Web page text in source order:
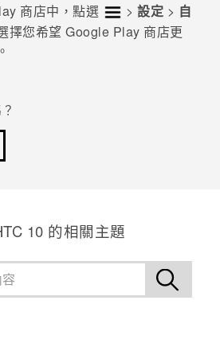
商店中，點選 > 設定 > 自
擇您希望 Google Play 商店更
10 的相關主題